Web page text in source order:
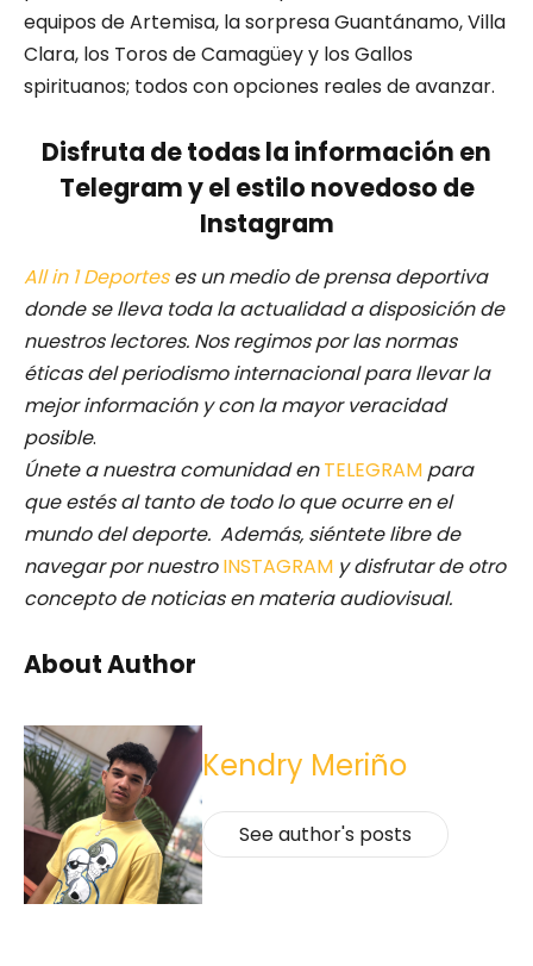
equipos de Artemisa, la sorpresa Guantánamo, Villa
Clara, los Toros de Camagüey y los Gallos
spirituanos; todos con opciones reales de avanzar.
Disfruta de todas la información en
Telegram y el estilo novedoso de
Instagram
All in 1 Deporteses un medio de prensa deportiva
donde se lleva toda la actualidad a disposición de
nuestros lectores. Nos regimos por las normas
éticas del periodismo internacional para llevar la
mejor información y con la mayor veracidad
posible.
Únete a nuestra comunidad enTELEGRAM para
que estés al tanto de todo lo que ocurre en el
mundo del deporte. Además, siéntete libre de
navegar por nuestro INSTAGRAM y disfrutar de otro
concepto de noticias en materia audiovisual.
About Author
Kendry Meriño
See author's posts